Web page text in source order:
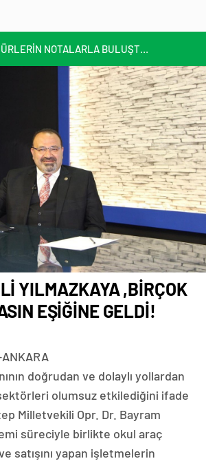
KÜLTÜRLERİN NOTALARLA BULUŞTUĞU YER: MİMOZA’M KAFE’DE DOSTLUK RÜZGARI!
YILMAZKAYA ,BİRÇOK
EŞİĞİNE GELDİ!
doğrudan ve dolaylı yollardan
olumsuz etkilediğini ifade
Milletvekili Opr. Dr. Bayram
süreciyle birlikte okul araç
satışını yapan işletmelerin